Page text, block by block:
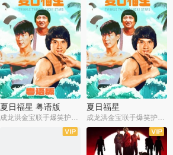
夏日福星 粤语版
成龙洪金宝联手爆笑护美女
夏日福星
成龙洪金宝联手爆笑护美女